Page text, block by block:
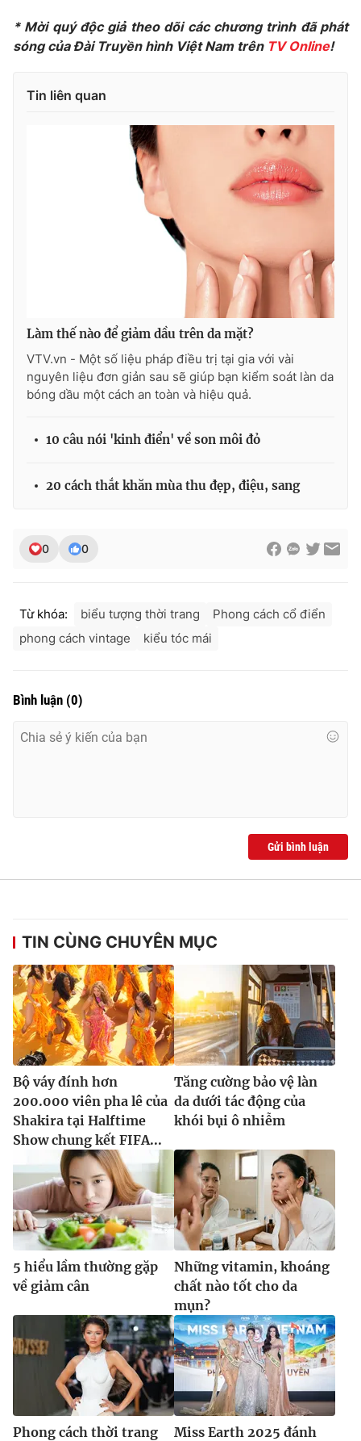
Email:toasoan@vtv.vn
Liên hệ quảng cáo:024-7300.7108
® Cấm sao chép dưới mọi hình thức nếu không có sự chấp
thuận bằng văn bản. Ghi rõ nguồn VTV.vn khi phát hành lại
* Mời quý độc giả theo dõi các chương trình đã phát
sóng của Đài Truyền hình Việt Nam trên TV Online!
Tin liên quan
Làm thế nào để giảm dầu trên da mặt?
VTV.vn - Một số liệu pháp điều trị tại gia với vài
nguyên liệu đơn giản sau sẽ giúp bạn kiểm soát làn da
bóng dầu một cách an toàn và hiệu quả.
10 câu nói 'kinh điển' về son môi đỏ
20 cách thắt khăn mùa thu đẹp, điệu, sang
0 0
Từ khóa: biểu tượng thời trang
Phong cách cổ điển
phong cách vintage
kiểu tóc mái
Bình luận (0)
Gửi bình luận
TIN CÙNG CHUYÊN MỤC
Bộ váy đính hơn
200.000 viên pha lê của
Shakira tại Halftime
Show chung kết FIFA...
Tăng cường bảo vệ làn
da dưới tác động của
khói bụi ô nhiễm
5 hiểu lầm thường gặp
về giảm cân
Những vitamin, khoáng
chất nào tốt cho da
mụn?
Phong cách thời trang
Miss Earth 2025 đánh